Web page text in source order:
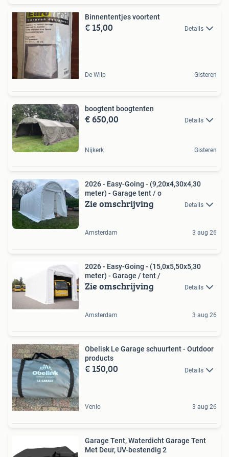
Binnententjes voortent
€ 15,00 Details
De Wilp Gisteren
boogtent boogtenten
€ 650,00 Details
Nijkerk Gisteren
2026 - Easy-Going - (9,20x4,30x4,30
meter) - Garage tent / o
Zie omschrijving Details
Amsterdam 3 aug 26
2026 - Easy-Going - (15,0x5,50x5,30
meter) - Garage / tent /
Zie omschrijving Details
Amsterdam 3 aug 26
Obelisk Le Garage schuurtent - Outdoor
products
€ 150,00 Details
Venlo 3 aug 26
Garage Tent, Waterdicht Garage Tent
Met Deur, UV-bestendig 2